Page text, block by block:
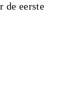
de eerste